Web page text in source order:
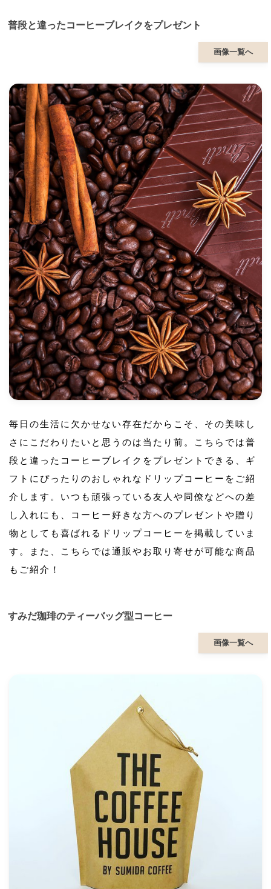
普段と違ったコーヒーブレイクをプレゼント
画像一覧へ
毎日の生活に欠かせない存在だからこそ、その美味し
さにこだわりたいと思うのは当たり前。こちらでは普
段と違ったコーヒーブレイクをプレゼントできる、ギ
フトにぴったりのおしゃれなドリップコーヒーをご紹
介します。いつも頑張っている友人や同僚などへの差
し入れにも、コーヒー好きな方へのプレゼントや贈り
物としても喜ばれるドリップコーヒーを掲載していま
す。また、こちらでは通販やお取り寄せが可能な商品
もご紹介！
すみだ珈琲のティーバッグ型コーヒー
画像一覧へ